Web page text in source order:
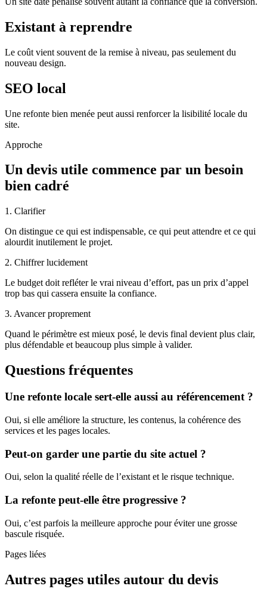
Existant à reprendre
Le coût vient souvent de la remise à niveau, pas seulement du
nouveau design.
SEO local
Une refonte bien menée peut aussi renforcer la lisibilité locale du
site.
Approche
Un devis utile commence par un besoin
bien cadré
1. Clarifier
On distingue ce qui est indispensable, ce qui peut attendre et ce qui
alourdit inutilement le projet.
2. Chiffrer lucidement
Le budget doit refléter le vrai niveau d’effort, pas un prix d’appel
trop bas qui cassera ensuite la confiance.
3. Avancer proprement
Quand le périmètre est mieux posé, le devis final devient plus clair,
plus défendable et beaucoup plus simple à valider.
Questions fréquentes
Une refonte locale sert-elle aussi au référencement ?
Oui, si elle améliore la structure, les contenus, la cohérence des
services et les pages locales.
Peut-on garder une partie du site actuel ?
Oui, selon la qualité réelle de l’existant et le risque technique.
La refonte peut-elle être progressive ?
Oui, c’est parfois la meilleure approche pour éviter une grosse
bascule risquée.
Pages liées
Autres pages utiles autour du devis